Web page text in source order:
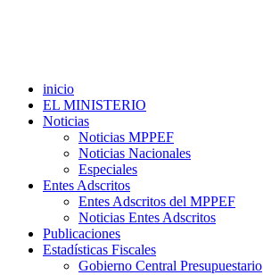
inicio
EL MINISTERIO
Noticias
Noticias MPPEF
Noticias Nacionales
Especiales
Entes Adscritos
Entes Adscritos del MPPEF
Noticias Entes Adscritos
Publicaciones
Estadísticas Fiscales
Gobierno Central Presupuestario